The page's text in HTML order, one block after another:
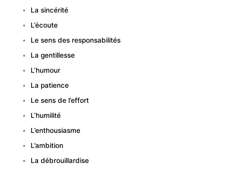
La sincérité
L’écoute
Le sens des responsabilités
La gentillesse
L’humour
La patience
Le sens de l’effort
L’humilité
L’enthousiasme
L’ambition
La débrouillardise